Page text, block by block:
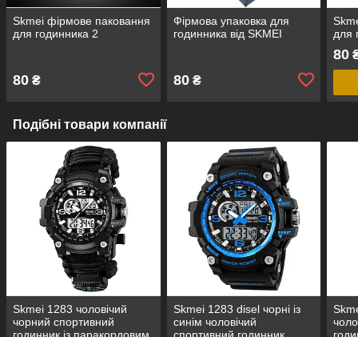
Skmei фірмове паковання
для годинника 2
80 ₴
Фірмова упаковка для
годинника від SKMEI
80₴
для
80
Подібні товари компанії
Skmei 1283 чоловічий
чорний спортивний
Skmei 1283 disel чорні із
синім чоловічий